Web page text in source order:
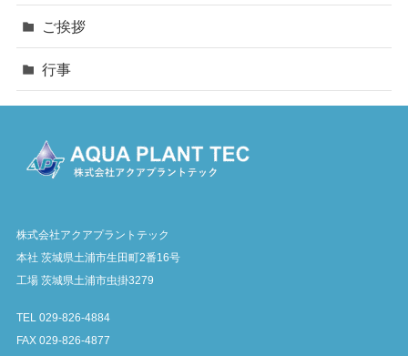
ご挨拶
行事
株式会社アクアプラントテック
本社 茨城県土浦市生田町2番16号
工場 茨城県土浦市虫掛3279
TEL 029-826-4884
FAX 029-826-4877